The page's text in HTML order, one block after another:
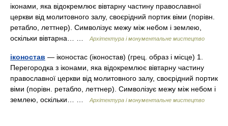
іконами, яка відокремлює вівтарну частину православної
церкви від молитовного залу, своєрідний портик віми (порівн.
ретабло, леттнер). Символізує межу між небом і землею,
оскільки вівтарна… …
Архітектура і монументальне мистецтво
іконостав — іконостас (іконостав) (грец. образ і місце) 1.
Перегородка з іконами, яка відокремлює вівтарну частину
православної церкви від молитовного залу, своєрідний портик
віми (порівн. ретабло, леттнер). Символізує межу між небом і
землею, оскільки… …
Архітектура і монументальне мистецтво